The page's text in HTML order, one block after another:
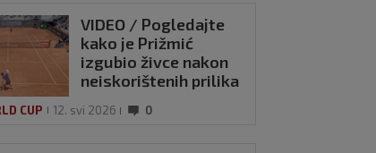
VIDEO / Pogledajte
kako je Prižmić
izgubio živce nakon
neiskorištenih prilika
CUP 12. svi 2026 0